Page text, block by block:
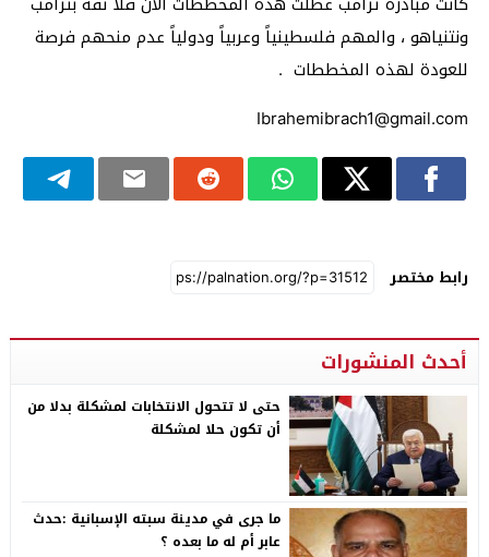
ونتنياهو ، والمهم فلسطينياً وعربياً ودولياً عدم منحهم فرصة
للعودة لهذه المخططات .
Ibrahemibrach1@gmail.com
رابط مختصر
أحدث المنشورات
حتى لا تتحول الانتخابات لمشكلة بدلا من
أن تكون حلا لمشكلة
ما جرى في مدينة سبته الإسبانية :حدث
عابر أم له ما بعده ؟